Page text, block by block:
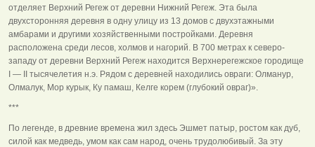
отделяет Верхний Регеж от деревни Нижний Регеж. Эта была
двухсторонняя деревня в одну улицу из 13 домов с двухэтажными
амбарами и другими хозяйственными постройками. Деревня
расположена среди лесов, холмов и нагорий. В 700 метрах к северо-
западу от деревни Верхний Регеж находится Верхнерегежское городище
I — II тысячелетия н.э. Рядом с деревней находились овраги: Олманур,
Олмалук, Мор курык, Ку памаш, Келге корем (глубокий овраг)».
***
По легенде, в древние времена жил здесь Эшмет патыр, ростом как дуб,
силой как медведь, умом как сам народ, очень трудолюбивый. За эту